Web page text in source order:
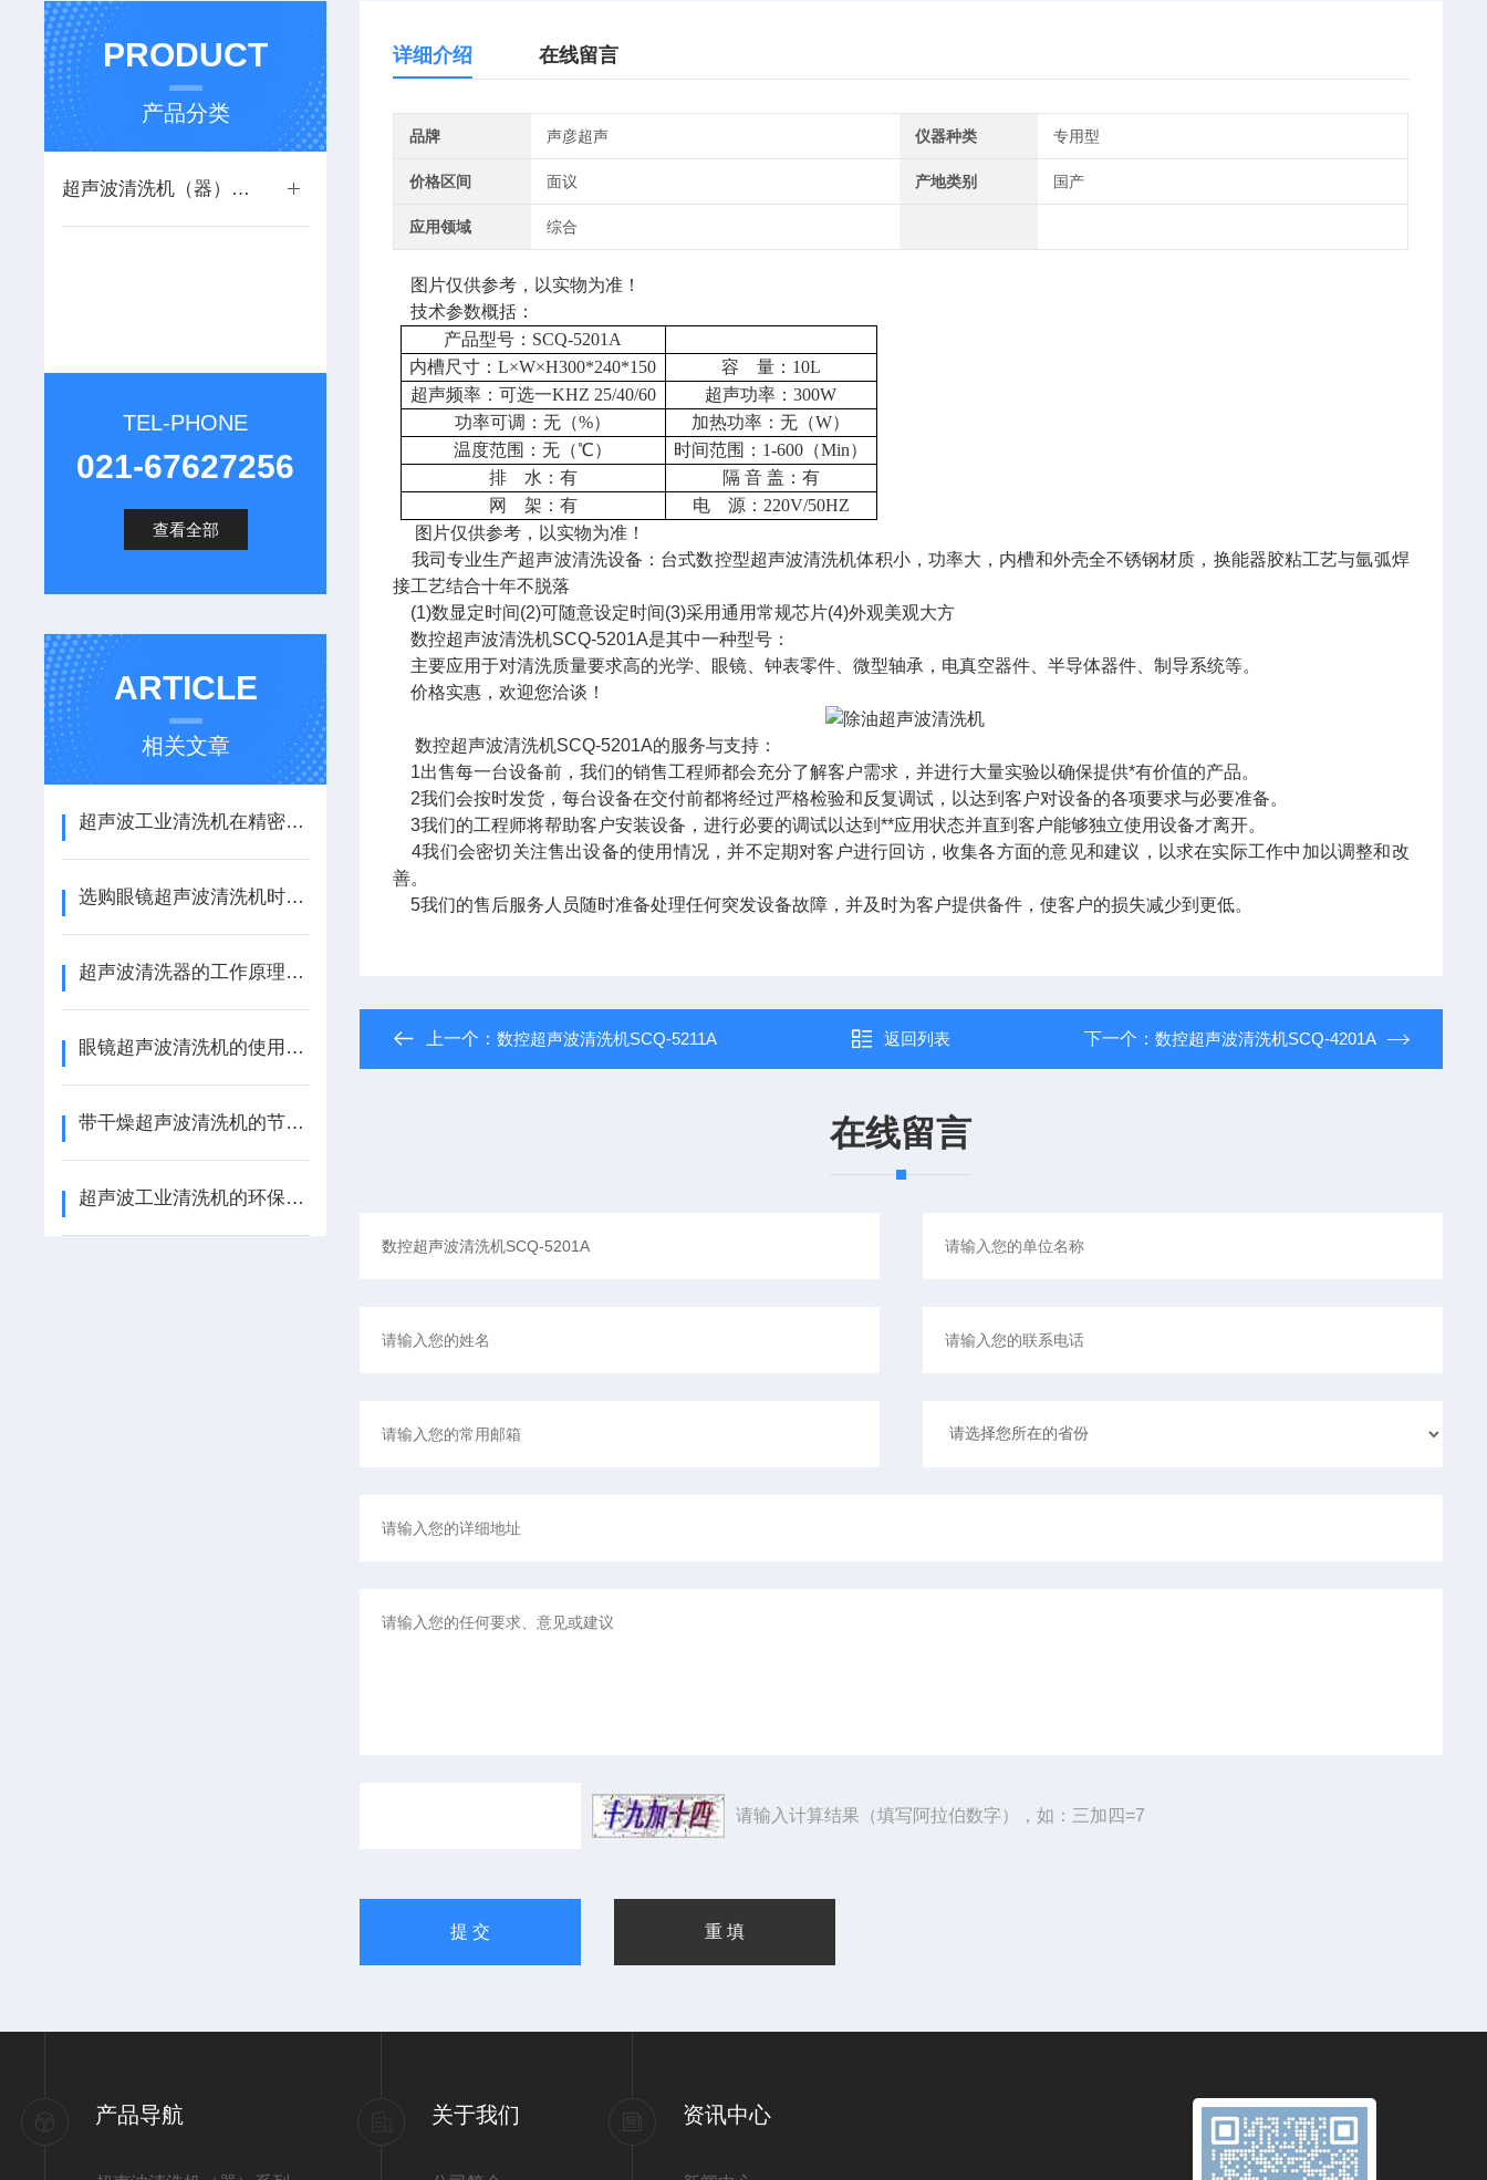
PRODUCT
产品分类
超声波清洗机（器）系列
TEL-PHONE
021-67627256
查看全部
ARTICLE
相关文章
超声波工业清洗机在精密部件清洗中的关键作用
选购眼镜超声波清洗机时需要注意的五个要点
超声波清洗器的工作原理与应用领域概述
眼镜超声波清洗机的使用技巧与维护方法
带干燥超声波清洗机的节能与环保特点介绍
超声波工业清洗机的环保优势与节能特性概述
详细介绍 在线留言
品牌 声彦超声 仪器种类 专用型
价格区间 面议 产地类别 国产
应用领域 综合
图片仅供参考，以实物为准！
技术参数概括：
产品型号： SCQ-5201A
内槽尺寸： L×W×H300*240*150 容 量： 10L
超声频率：可选一KHZ 25/40/60 超声功率： 300W
功率可调：无（%） 加热功率：无（W）
温度范围：无（℃） 时间范围： 1-600（Min）
排
水：有 隔 音 盖：有
网
架：有 电 源： 220V/50HZ
图片仅供参考，以实物为准！
我司专业生产超声波清洗设备：台式数控型超声波清洗机体积小，功率大，内槽和外壳全不锈钢材质，换能器胶粘工艺与氩弧焊
接工艺结合十年不脱落
(1)数显定时间(2)可随意设定时间(3)采用通用常规芯片(4)外观美观大方
数控超声波清洗机SCQ-5201A是其中一种型号：
主要应用于对清洗质量要求高的光学、眼镜、钟表零件、微型轴承，电真空器件、半导体器件、制导系统等。
价格实惠，欢迎您洽谈！
数控超声波清洗机SCQ-5201A的服务与支持：
1出售每一台设备前，我们的销售工程师都会充分了解客户需求，并进行大量实验以确保提供*有价值的产品。
2我们会按时发货，每台设备在交付前都将经过严格检验和反复调试，以达到客户对设备的各项要求与必要准备。
3我们的工程师将帮助客户安装设备，进行必要的调试以达到**应用状态并直到客户能够独立使用设备才离开。
4我们会密切关注售出设备的使用情况，并不定期对客户进行回访，收集各方面的意见和建议，以求在实际工作中加以调整和改
善。
5我们的售后服务人员随时准备处理任何突发设备故障，并及时为客户提供备件，使客户的损失减少到更低。
上一个：数控超声波清洗机SCQ-5211A 返回列表 下一个： 数控超声波清洗机SCQ-4201A
在线留言
请输入计算结果（填写阿拉伯数字），如：三加四=7
产品导航 关于我们 资讯中心